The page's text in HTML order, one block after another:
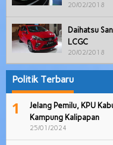
20/02/2018
Daihatsu
LCGC
20/02/2018
Politik Terbaru
1
Jelang Pemilu, KPU
Kampung Kalipapan
25/01/2024